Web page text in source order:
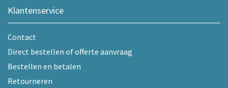
Klantenservice
Contact
Direct bestellen of offerte aanvraag
Bestellen en betalen
Retourneren